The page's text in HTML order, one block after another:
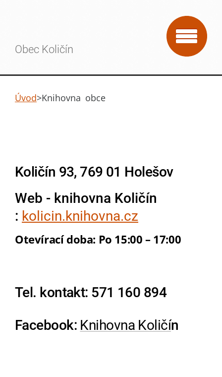
Obec Količín
Úvod>Knihovna obce
Količín 93, 769 01 Holešov
Web - knihovna Količín
: kolicin.knihovna.cz
Otevírací doba: Po 15:00 – 17:00
Tel. kontakt: 571 160 894
Facebook: Knihovna Količín